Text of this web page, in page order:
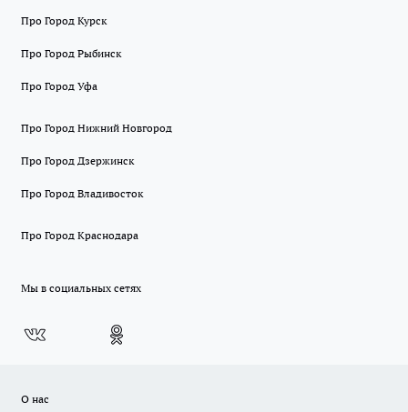
Про Город Курск
Про Город Рыбинск
Про Город Уфа
Про Город Нижний Новгород
Про Город Дзержинск
Про Город Владивосток
Про Город Краснодара
Мы в социальных сетях
О нас